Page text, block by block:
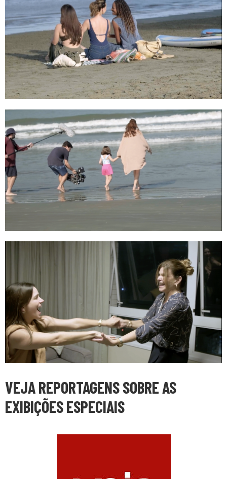
VEJA REPORTAGENS SOBRE AS
EXIBIÇÕES ESPECIAIS